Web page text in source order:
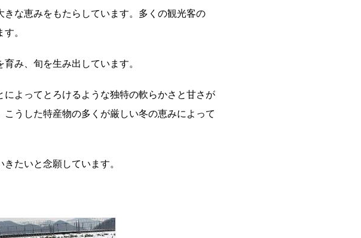
な恵みをもたらしています。多くの観光客の
。
み、旬を生み出しています。
よってとろけるような独特の軟らかさと甘さが
うした特産物の多くが厳しい冬の恵みによって
たいと念願しています。